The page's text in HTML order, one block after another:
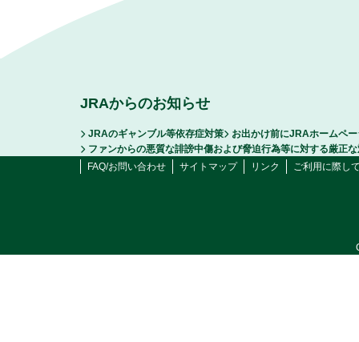
JRAからのお知らせ
JRAのギャンブル等依存症対策
お出かけ前にJRAホームペ
ファンからの悪質な誹謗中傷および脅迫行為等に対する厳正
FAQ/お問い合わせ
サイトマップ リンク ご利用に際し